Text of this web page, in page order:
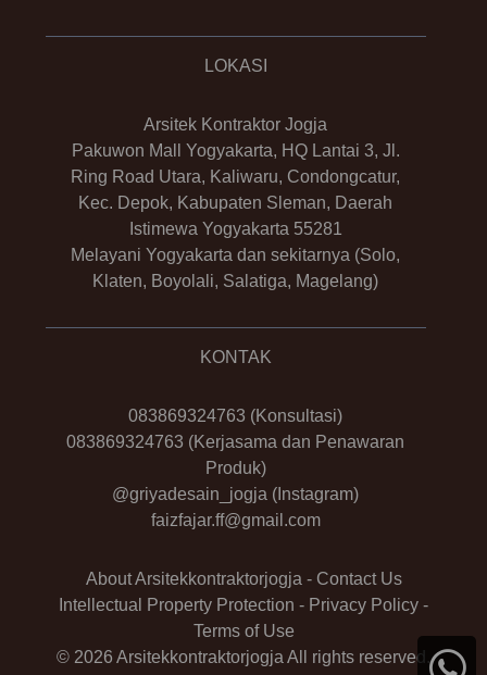
LOKASI
Arsitek Kontraktor Jogja
Pakuwon Mall Yogyakarta, HQ Lantai 3, Jl.
Ring Road Utara, Kaliwaru, Condongcatur,
Kec. Depok, Kabupaten Sleman, Daerah
Istimewa Yogyakarta 55281
Melayani Yogyakarta dan sekitarnya (Solo,
Klaten, Boyolali, Salatiga, Magelang)
KONTAK
083869324763 (Konsultasi)
083869324763 (Kerjasama dan Penawaran
Produk)
@griyadesain_jogja (Instagram)
faizfajar.ff@gmail.com
About Arsitekkontraktorjogja - Contact Us
Intellectual Property Protection - Privacy Policy -
Terms of Use
© 2026 Arsitekkontraktorjogja All rights reserved.